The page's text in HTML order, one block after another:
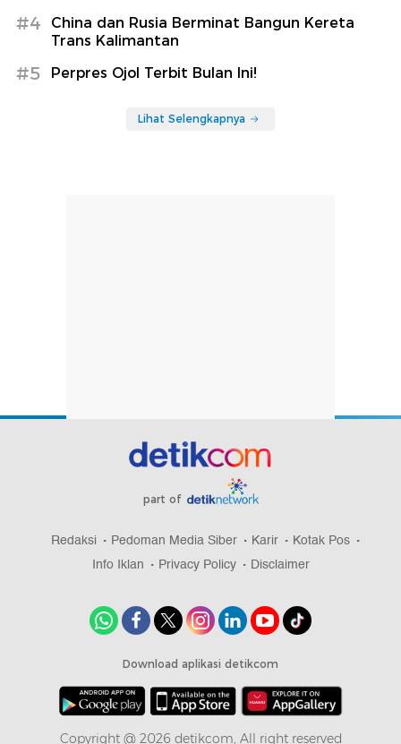
#4
China dan Rusia Berminat Bangun Kereta
Trans Kalimantan
#5 Perpres Ojol Terbit Bulan Ini!
Lihat Selengkapnya
part of
Redaksi Pedoman Media Siber Karir
Kotak Pos
Info Iklan
Privacy Policy Disclaimer
Download aplikasi detikcom
Copyright @ 2026 detikcom, All right reserved